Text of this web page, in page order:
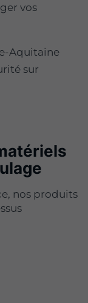
vos
Aquitaine
sur
nos produits